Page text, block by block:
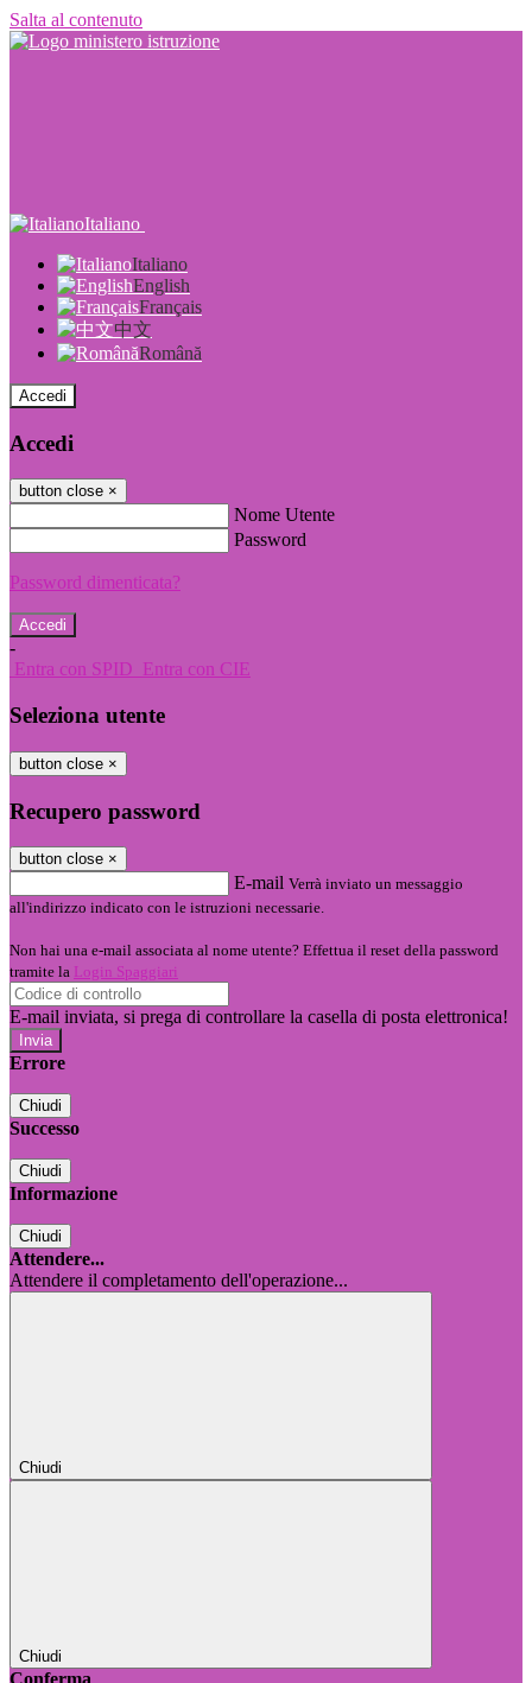
Salta al contenuto
Italiano
Italiano
English
Français
中文
Română
Accedi
Accedi
button close ×
Nome Utente
Password
Password dimenticata?
-
Entra con SPID Entra con CIE
Seleziona utente
button close ×
Recupero password
button close ×
E-mail Verrà inviato un messaggio
all'indirizzo indicato con le istruzioni necessarie.
Non hai una e-mail associata al nome utente? Effettua il reset della password
tramite la Login Spaggiari
E-mail inviata, si prega di controllare la casella di posta elettronica!
Errore
Chiudi
Successo
Chiudi
Informazione
Chiudi
Attendere...
Attendere il completamento dell'operazione...
Chiudi
Chiudi